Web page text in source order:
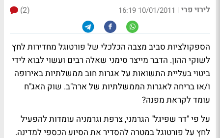
לירוי פרי |
10/01/2011 16:19
(2)
הספקולציות סביב מצבה הכלכלי של פורטוגל מחדירות לחץ
לשוקי ההון. הדבר מייצר סימני שאלה רבים ועשוי לבוא לידי
ביטוי בעליית התשואות על אגרות חוב ממשלתיות באירופה
ו/או בריחה לאגרות הממשלתיות של ארה"ב. שוק האג"ח
עומד לקראת מפנה?
על פי "דר שפיגל" הגרמני, צרפת וגרמניה עומדות להפעיל
לחץ על פורטוגל במטרה להסדיר את הסיוע הכספי למדינה.